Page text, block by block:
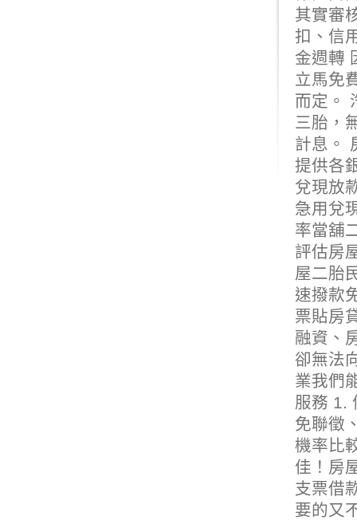
其實審
扣、信
金週轉
立馬免
而定。
三胎，
計息。
提供各
兌現放
急用兌
率當舖
評估房
屋二胎
速撥款
票貼房
融資、
卻無法
業我們
服務 1.
免聯徵
機率比
佳！房
支票借
要的又